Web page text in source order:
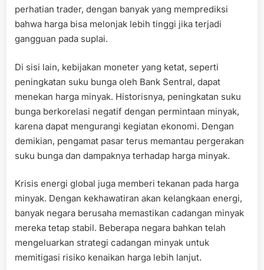
perhatian trader, dengan banyak yang memprediksi
bahwa harga bisa melonjak lebih tinggi jika terjadi
gangguan pada suplai.
Di sisi lain, kebijakan moneter yang ketat, seperti
peningkatan suku bunga oleh Bank Sentral, dapat
menekan harga minyak. Historisnya, peningkatan suku
bunga berkorelasi negatif dengan permintaan minyak,
karena dapat mengurangi kegiatan ekonomi. Dengan
demikian, pengamat pasar terus memantau pergerakan
suku bunga dan dampaknya terhadap harga minyak.
Krisis energi global juga memberi tekanan pada harga
minyak. Dengan kekhawatiran akan kelangkaan energi,
banyak negara berusaha memastikan cadangan minyak
mereka tetap stabil. Beberapa negara bahkan telah
mengeluarkan strategi cadangan minyak untuk
memitigasi risiko kenaikan harga lebih lanjut.